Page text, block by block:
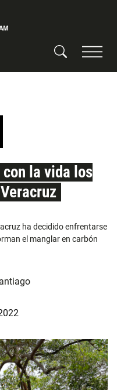
la vida los
ha decidido enfrentarse
el manglar en carbón